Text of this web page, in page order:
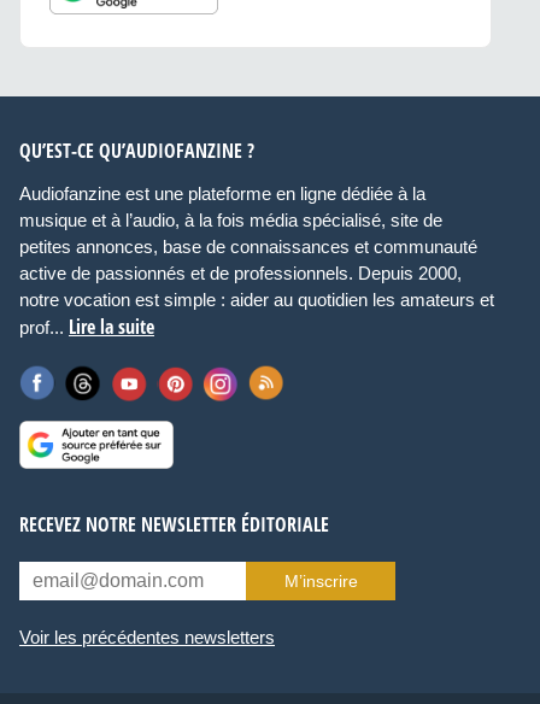
QU’EST-CE QU’AUDIOFANZINE ?
Audiofanzine est une plateforme en ligne dédiée à la
musique et à l’audio, à la fois média spécialisé, site de
petites annonces, base de connaissances et communauté
active de passionnés et de professionnels. Depuis 2000,
notre vocation est simple : aider au quotidien les amateurs et
prof... Lire la suite
RECEVEZ NOTRE NEWSLETTER ÉDITORIALE
M’inscrire
Voir les précédentes newsletters